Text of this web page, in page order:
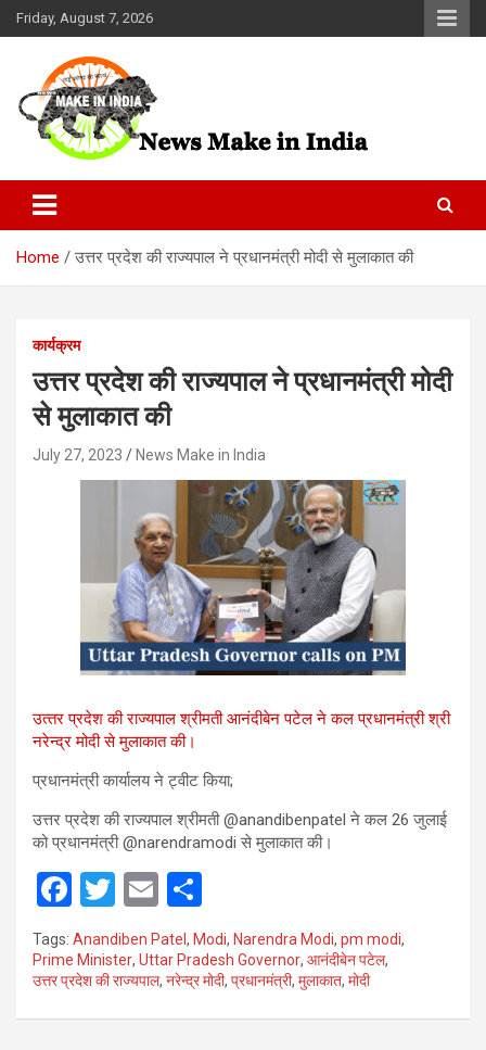
Skip
to
Friday, August 7, 2026
News Make In india
Home उत्तर प्रदेश की राज्यपाल ने प्रधानमंत्री मोदी से मुलाकात की
कार्यक्रम
उत्तर प्रदेश की राज्यपाल ने प्रधानमंत्री मोदी
से मुलाकात की
July 27, 2023 News Make in India
उत्‍तर प्रदेश की राज्‍यपाल श्रीमती आनंदीबेन पटेल ने कल प्रधानमंत्री श्री
नरेन्द्र मोदी से मुलाकात की।
प्रधानमंत्री कार्यालय ने ट्वीट किया;
उत्तर प्रदेश की राज्यपाल श्रीमती @anandibenpatel ने कल 26 जुलाई
को प्रधानमंत्री @narendramodi से मुलाकात की।
F
a
ce
b
o
T
wi
tt
er
E
m
ail
h
ar
e
Tags: Anandiben Patel , Modi, Narendra Modi, pm modi,
Prime Minister, Uttar Pradesh Governor, आनंदीबेन पटेल,
उत्तर प्रदेश की राज्यपाल, नरेन्द्र मोदी, प्रधानमंत्री, मुलाकात, मोदी